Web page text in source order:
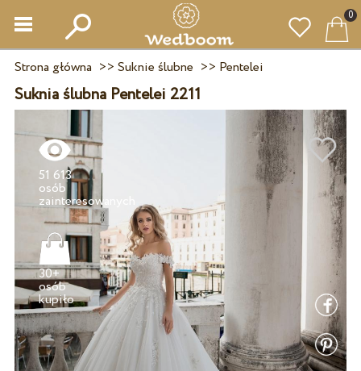
0
Strona główna >> Suknie ślubne >> Pentelei
Suknia ślubna Pentelei 2211
51 613
osób
30+
osób
kupiło